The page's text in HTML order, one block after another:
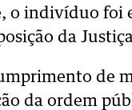
o indivíduo foi
da
de
da ordem